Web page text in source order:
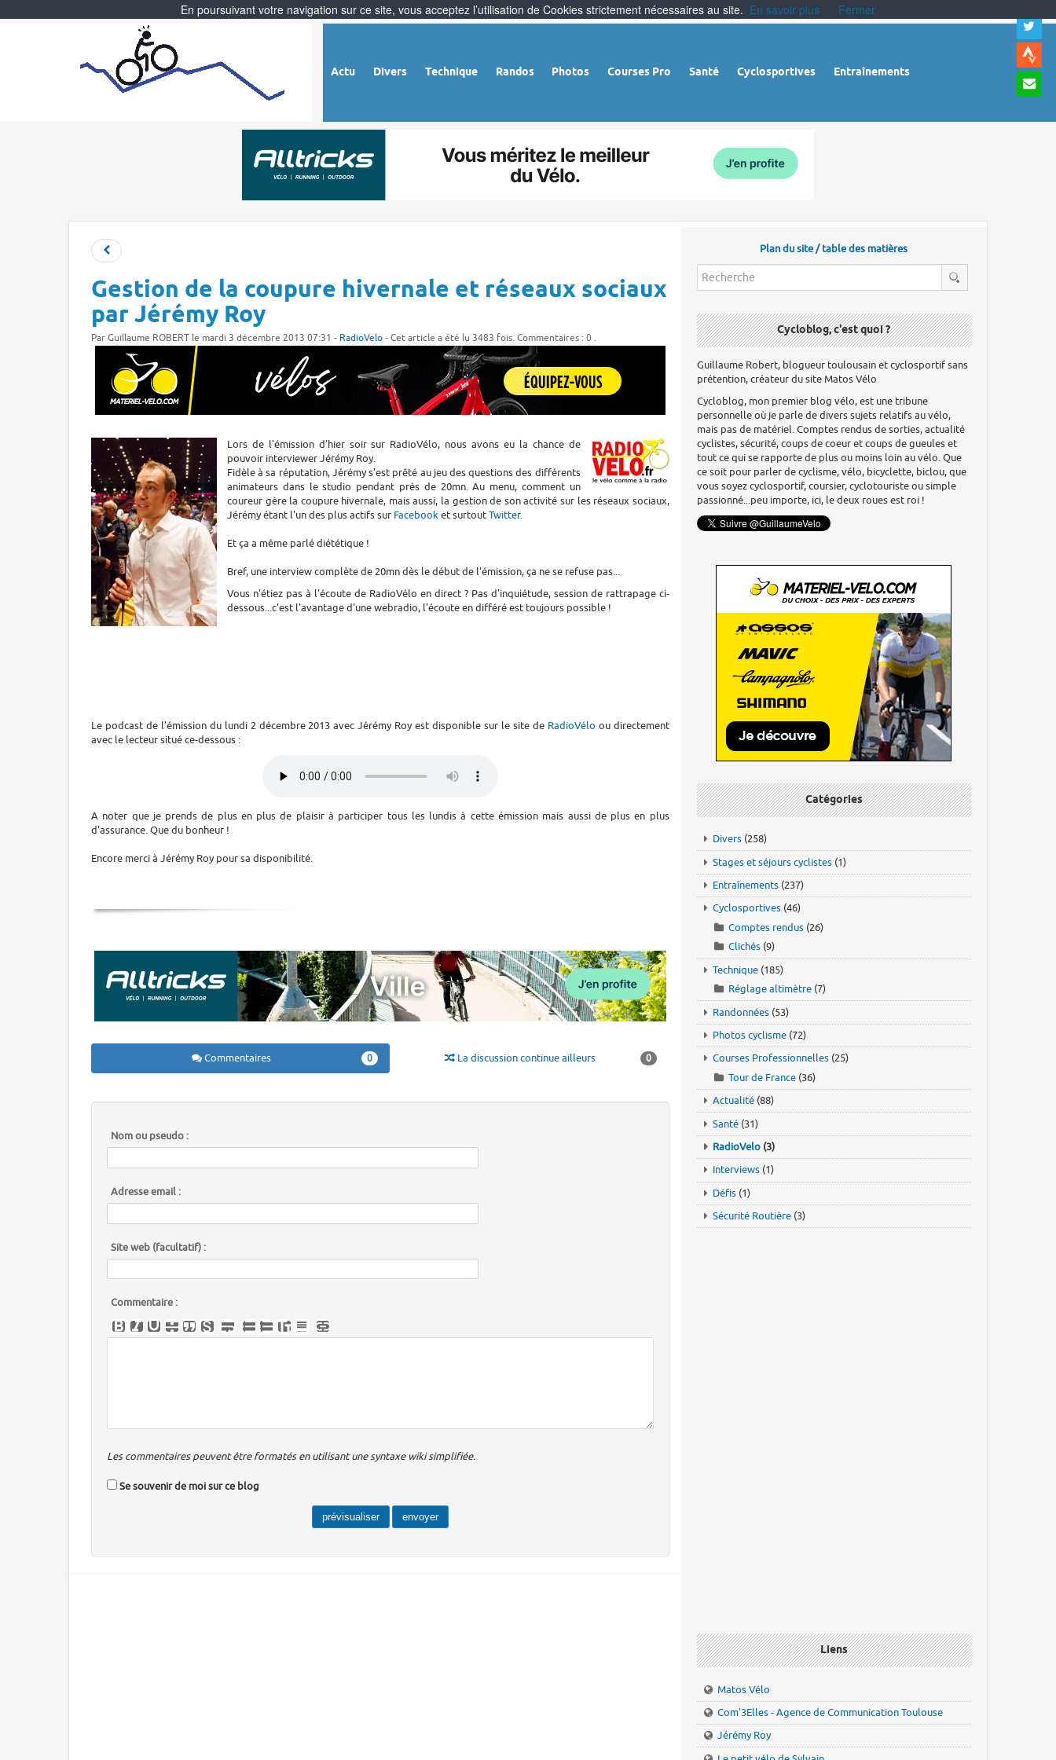
Actu Divers Technique Randos Photos Courses Pro Santé Cyclosportives Entraînements
à
Gestion de la coupure hivernale et réseaux sociaux
par Jérémy Roy
Par Guillaume ROBERT le mardi 3 décembre 2013 07:31 - RadioVelo - Cet article a été lu 3483 fois. Commentaires : 0 .
Lors de l'émission d'hier soir sur RadioVélo, nous avons eu la chance de
pouvoir interviewer Jérémy Roy.
Fidèle à sa réputation, Jérémy s'est prêté au jeu des questions des différents
animateurs dans le studio pendant près de 20mn. Au menu, comment un
coureur gère la coupure hivernale, mais aussi, la gestion de son activité sur les réseaux sociaux,
Jérémy étant l'un des plus actifs sur Facebooket surtoutTwitter.
Et ça a même parlé diététique !
Bref, une interview complète de 20mn dès le début de l'émission, ça ne se refuse pas...
Vous n'étiez pas à l'écoute de RadioVélo en direct ? Pas d'inquiétude, session de rattrapage ci-
dessous...c'est l'avantage d'une webradio, l'écoute en différé est toujours possible !
Le podcast de l’émission du lundi 2 décembre 2013 avec Jérémy Roy est disponible sur le site de RadioVélo ou directement
avec le lecteur situé ce-dessous :
A noter que je prends de plus en plus de plaisir à participer tous les lundis à cette émission mais aussi de plus en plus
d'assurance. Que du bonheur !
Encore merci à Jérémy Roy pour sa disponibilité.
Commentaires 0 La discussion continue ailleurs 0
Nom ou pseudo :
Adresse email :
Site web (facultatif) :
Commentaire :
Les commentaires peuvent être formatés en utilisant une syntaxe wiki simplifiée.
Se souvenir de moi sur ce blog
Plan du site / table des matières
Cycloblog, c'est quoi ?
Guillaume Robert, blogueur toulousain et cyclosportif sans
prétention, créateur du site Matos Vélo
Cycloblog, mon premier blog vélo, est une tribune
personnelle où je parle de divers sujets relatifs au vélo,
mais pas de matériel. Comptes rendus de sorties, actualité
cyclistes, sécurité, coups de coeur et coups de gueules et
tout ce qui se rapporte de plus ou moins loin au vélo. Que
ce soit pour parler de cyclisme, vélo, bicyclette, biclou, que
vous soyez cyclosportif, coursier, cyclotouriste ou simple
passionné...peu importe, ici, le deux roues est roi !
Catégories
Divers (258)
Stages et séjours cyclistes (1)
Entraînements (237)
Cyclosportives (46)
Comptes rendus (26)
Clichés (9)
Technique (185)
Réglage altimètre (7)
Randonnées (53)
Photos cyclisme (72)
Courses Professionnelles (25)
Tour de France (36)
Actualité (88)
Santé (31)
RadioVelo (3)
Interviews (1)
Défis (1)
Sécurité Routière (3)
Liens
Matos Vélo
Com'3Elles - Agence de Communication Toulouse
Jérémy Roy
En poursuivant votre navigation sur ce site, vous acceptez l’utilisation de Cookies strictement nécessaires au site. En savoir plus Fermer